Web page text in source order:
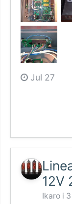
Jul 27
12V
Ikaro i